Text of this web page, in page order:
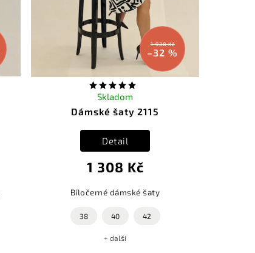
1 938 Kč
–32 %
Dámské šaty 2115
Skladom
1 308 Kč
Detail
Bíločerné dámské šaty
38 40 42
+ další